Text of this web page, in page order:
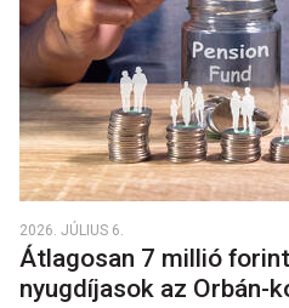
2026. JÚLIUS 6.
Átlagosan 7 millió
nyugdíjasok az Orbán-